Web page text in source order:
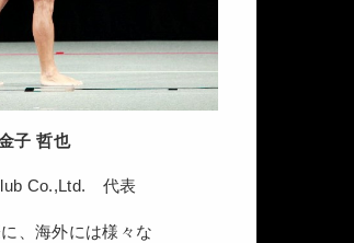
子 哲也
Co.,Ltd. 代表
、海外には様々な